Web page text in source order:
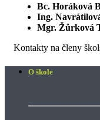
Bc. Horáková
Ing.
Mgr. Žůrková
Kontakty na členy
O škole